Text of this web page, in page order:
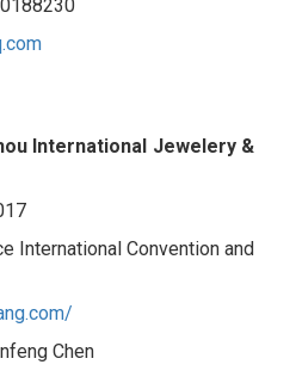
International Jewelery &
International Convention and
Chen